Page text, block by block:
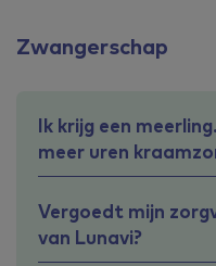
Zwangerschap
Ik krijg een
meer uren
Vergoedt mijn
van Lunavi?